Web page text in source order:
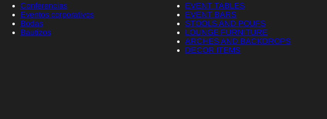
Conferencias
Eventos corporativos
Bodas
Bautizos
EVENT TABLES
EVENT BARS
STOOLS AND POUFS
LOUNGE FURNITURE
ARCHES AND BACKDROPS
DECOR ITEMS